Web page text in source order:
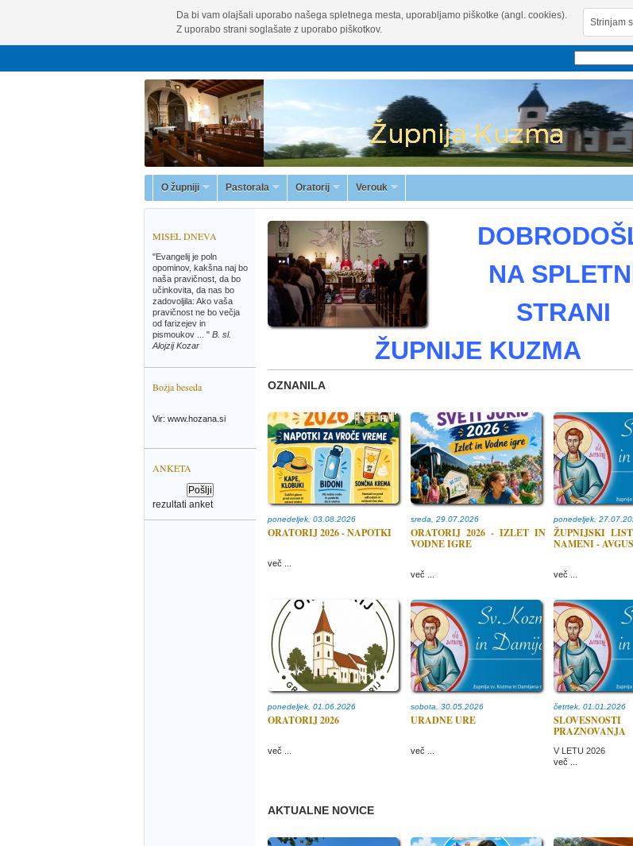
Da bi vam olajšali uporabo našega spletnega mesta, uporabljamo piškotke (angl. cookies).
Z uporabo strani soglašate z uporabo piškotkov.
Strinjam
O župniji Pastorala Oratorij Verouk
MISEL DNEVA
"Evangelij je poln
opominov, kakšna naj bo
naša pravičnost, da bo
učinkovita, da nas bo
zadovoljila: Ako vaša
pravičnost ne bo večja
od farizejev in
pismoukov ... " B. sl.
Alojzij Kozar
Božja beseda
Vir: www.hozana.si
ANKETA
rezultati anket
NA
STRANI
ŽUPNIJE KUZMA
OZNANILA
ponedeljek, 03.08.2026
ORATORIJ 2026 - NAPOTKI
več ...
sreda, 29.07.2026
ORATORIJ 2026 - IZLET IN
VODNE IGRE
več ...
ponedeljek,
ŽUPNIJSKI
NAMENI -
več ...
ponedeljek, 01.06.2026
ORATORIJ 2026
več ...
sobota, 30.05.2026
URADNE URE
več ...
četrtek, 01.01.2026
PRAZNOVANJA
V LETU 2026
več ...
AKTUALNE NOVICE